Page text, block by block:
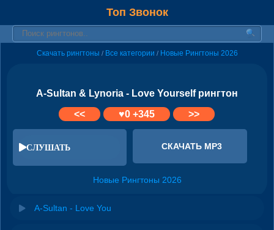
Топ Звонок
Скачать рингтоны / Все категории / Новые Рингтоны 2026
A-Sultan & Lynoria - Love Yourself рингтон
<<
♥0+345 >>
СЛУШАТЬ СКАЧАТЬ MP3
Новые Рингтоны 2026
A-Sultan - Love You